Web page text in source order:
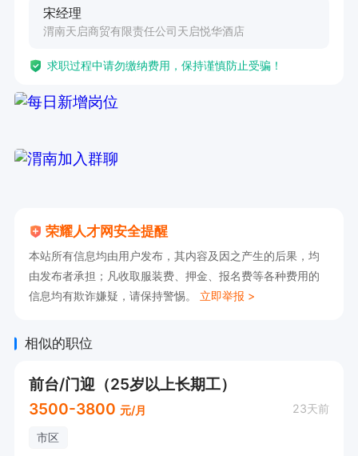
宋经理
渭南天启商贸有限责任公司天启悦华酒店
求职过程中请勿缴纳费用，保持谨慎防止受骗！
荣耀人才网安全提醒
本站所有信息均由用户发布，其内容及因之产生的后果，均
由发布者承担；凡收取服装费、押金、报名费等各种费用的
信息均有欺诈嫌疑，请保持警惕。 立即举报 >
相似的职位
前台/门迎（25岁以上长期工）
3500-3800 元/月 23天前
市区